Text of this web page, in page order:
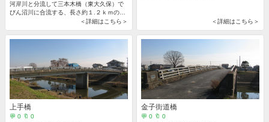
河岸川と分流して三本木橋（東大久保）で
びん沼川に合流する、長さ約１.２ｋｍの一
＜詳細はこちら＞ ＜詳細はこちら＞
上手橋
💬 0 🔖 0
金子街道橋
💬 0 🔖 0